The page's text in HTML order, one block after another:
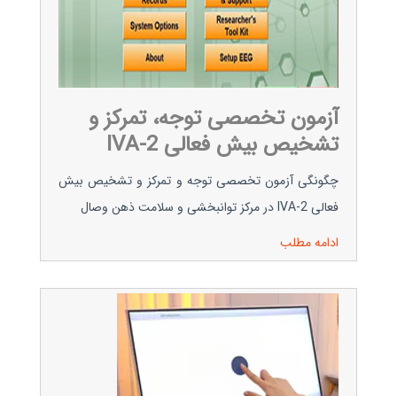
آزمون تخصصی توجه، تمرکز و
تشخیص بیش فعالی IVA-2
چگونگی آزمون تخصصی توجه و تمرکز و تشخیص بیش
فعالی IVA-2 در مرکز توانبخشی و سلامت ذهن وصال
ادامه مطلب